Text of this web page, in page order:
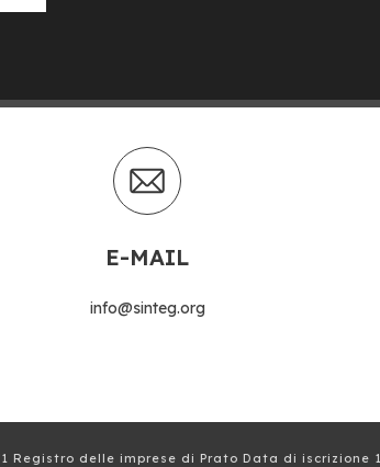
E-MAIL
info@sinteg.org
Registro delle imprese di Prato Data di iscrizione